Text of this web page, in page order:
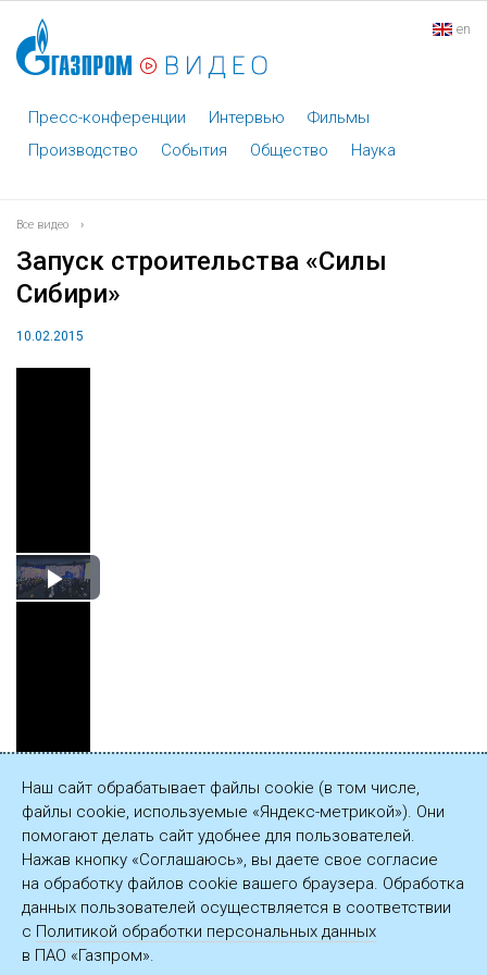
en
Пресс-конференции Интервью
Фильмы
Производство
События Общество Наука
Все видео ›
Запуск строительства «Силы
Сибири»
10.02.2015
Play
Сохранить
видеозапись
(163 МБ)
Наш сайт обрабатывает файлы cookie (в том числе,
файлы cookie, используемые «Яндекс-метрикой»). Они
помогают делать сайт удобнее для пользователей.
Нажав кнопку «Соглашаюсь», вы даете свое согласие
на обработку файлов cookie вашего браузера. Обработка
данных пользователей осуществляется в соответствии
с Политикой обработки персональных данных
в ПАО «Газпром».